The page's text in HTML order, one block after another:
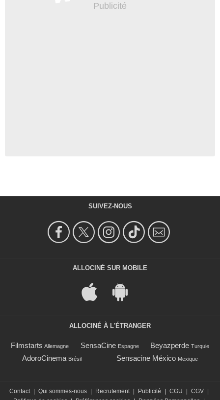
SUIVEZ-NOUS
ALLOCINÉ SUR MOBILE
ALLOCINÉ À L'ÉTRANGER
Filmstarts Allemagne SensaCine Espagne Beyazperde Turquie
AdoroCinema Brésil Sensacine México Mexique
Contact Qui sommes-nous Recrutement Publicité CGU CGV